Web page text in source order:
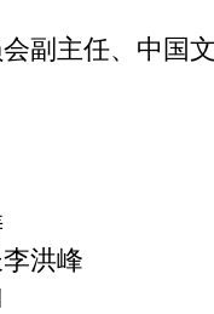
副主任、中国
洪峰